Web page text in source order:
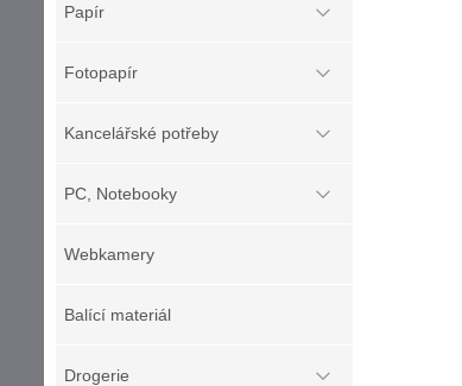
Papír
Fotopapír
Kancelářské potřeby
PC, Notebooky
Webkamery
Balící materiál
Drogerie